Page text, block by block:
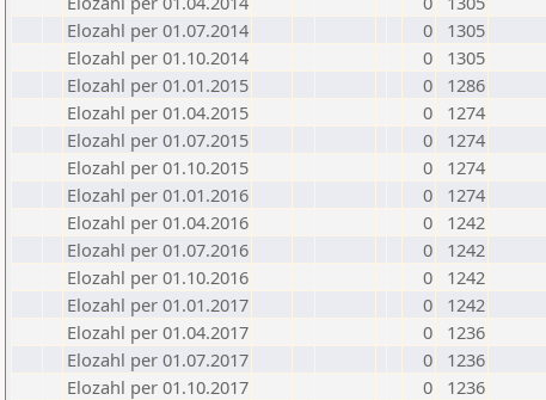
Elozahl per 01.07.2014
0
1305
Elozahl per 01.10.2014
0
1305
Elozahl per 01.01.2015
0
1286
Elozahl per 01.04.2015
0
1274
Elozahl per 01.07.2015
0
1274
Elozahl per 01.10.2015
0
1274
Elozahl per 01.01.2016
0
1274
Elozahl per 01.04.2016
0
1242
Elozahl per 01.07.2016
0
1242
Elozahl per 01.10.2016
0
1242
Elozahl per 01.01.2017
0
1242
Elozahl per 01.04.2017
0
1236
Elozahl per 01.07.2017
0
1236
Elozahl per 01.10.2017
0
1236